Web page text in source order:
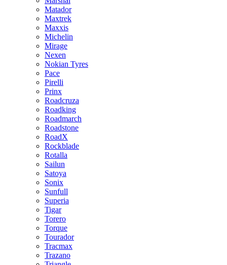
Matador
Maxtrek
Maxxis
Michelin
Mirage
Nexen
Nokian Tyres
Pace
Pirelli
Prinx
Roadcruza
Roadking
Roadmarch
Roadstone
RoadX
Rockblade
Rotalla
Sailun
Satoya
Sonix
Sunfull
Superia
Tigar
Torero
Torque
Tourador
Tracmax
Trazano